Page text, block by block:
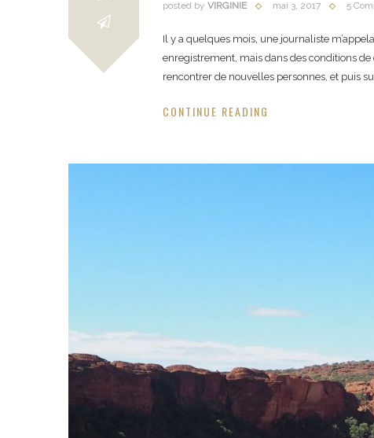
posted by VIRGINIE mai 3, 2017 5
Il y a quelques mois, une journaliste
enregistrement, mais dans des conditions de
rencontrer de nouvelles personnes, et puis
CONTINUE READING